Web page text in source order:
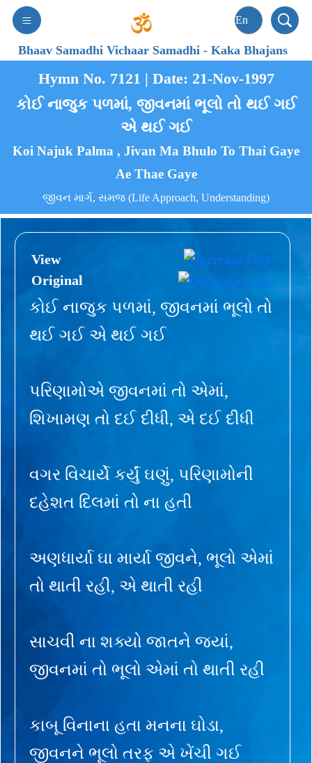
Bhaav Samadhi Vichaar Samadhi-Kaka Bhajans
Hymn No. 7121 | Date: 21-Nov-1997
કોઈ નાજુક પળમાં, જીવનમાં ભૂલો તો થઈ ગઈ
એ થઈ ગઈ
Koi Najuk Palma , Jivan Ma Bhulo To Thai Gaye
Ae Thae Gaye
જીવન માર્ગ, સમજ (Life Approach, Understanding)
View
Original
કોઈ નાજુક પળમાં, જીવનમાં ભૂલો તો
થઈ ગઈ એ થઈ ગઈ
પરિણામોએ જીવનમાં તો એમાં,
શિખામણ તો દઈ દીધી, એ દઈ દીધી
વગર વિચાર્યે કર્યું ઘણું, પરિણામોની
દહેશત દિલમાં તો ના હતી
અણધાર્યા ઘા માર્યા જીવને, ભૂલો એમાં
તો થાતી રહી, એ થાતી રહી
સાચવી ના શક્યો જાતને જ્યાં,
જીવનમાં તો ભૂલો એમાં તો થાતી રહી
કાબૂ વિનાના હતા મનના ઘોડા,
જીવનને ભૂલો તરફ એ ખેંચી ગઈ